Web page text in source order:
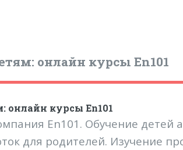
онлайн курсы En101
онлайн курсы En101
En101. Обучение детей
для родителей. Изучение